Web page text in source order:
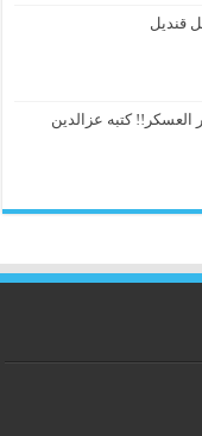
قنديل
العسكر!! كتبه عزالدين